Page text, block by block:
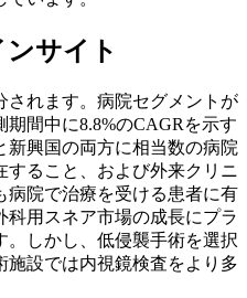
サイト
されます。病院セグメントが
間中に8.8%のCAGRを示す
新興国の両方に相当数の病院
すること、および外来クリニ
病院で治療を受ける患者に有
用スネア市場の成長にプラ
。しかし、低侵襲手術を選択
設では内視鏡検査をより多